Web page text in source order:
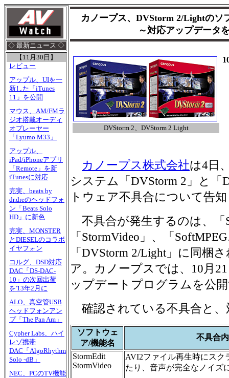
◇ 最新ニュース ◇
【11月30日】
レビュー
アップル、UIを一
新した「iTunes
11」を公開
マウス、AM/FMラ
ジオ搭載オーディ
オプレーヤー
「Lyumo M33」
アップル、
iPad/iPhoneアプリ
「Remote」を新
iTunesに対応
完実、beats by
dr.dreのヘッドフォ
ン「Beats Solo
HD」に新色
完実、MONSTER
とDIESELのコラボ
イヤフォン
コルグ、DSD対応
DAC「DS-DAC-
10」の次回出荷
を'13年2月に
ALO、真空管USB
ヘッドフォンアン
プ「The Pan Am」
Cypher Labs、ハイ
レゾ携帯
DAC「AlgoRhythm
Solo -dB」
NEC、PCのTV機能
カノープス、DVStorm 2/Lightのソ
～対応アップデータ
DVStorm 2、DVStorm 2 Light
カノープス株式会社は4日
システム「DVStorm 2」と「
トウェア不具合について告
不具合が発生するのは、「
「StormVideo」、「
「DVStorm 2/Light」に同梱
ア。カノープスでは、10月
ップデートプログラムを公
確認されている不具合と、
ソフトウェ
ア/機能名
不具合
StormEdit
StormVideo
AVI2ファイル再生時にスク
たり、音声が完全なノイズ